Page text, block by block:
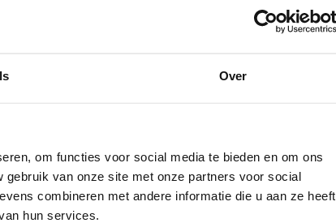
Over
om functies voor social media te bieden en om ons
van onze site met onze partners voor social
combineren met andere informatie die u aan ze heeft
hun services.